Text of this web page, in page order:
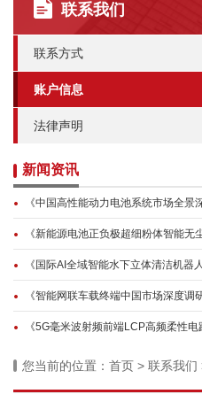
联系我们
联系方式
账户信息
法律声明
新闻资讯
《中国高性能动力电池系统市场全
《新能源电池正负极超细粉体智能
《国际AI全域智能水下立体清洁机
《智能网联车载终端中国市场深度调
《5G毫米波射频前端LCP高频柔性
您当前的位置： 首页 > 联系我们